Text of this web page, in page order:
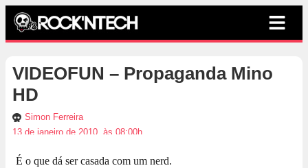
VIDEOFUN – Propaganda Mino
HD
Simon Ferreira
13 de janeiro de 2010, às 08:00h
É o que dá ser casada com um nerd.